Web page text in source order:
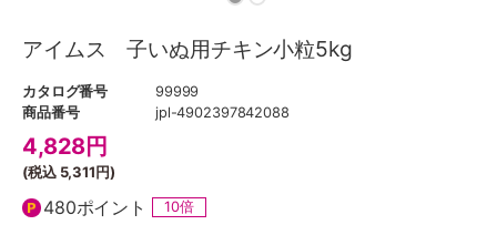
アイムス 子いぬ用チキン小粒5kg
カタログ番号
99999
商品番号
jpl-4902397842088
4,828円
(税込 5,311円)
480ポイント 10倍